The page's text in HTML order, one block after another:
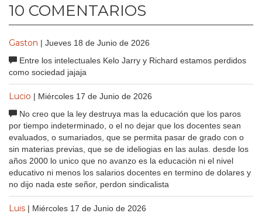
10 COMENTARIOS
Gaston | Jueves 18 de Junio de 2026
Entre los intelectuales Kelo Jarry y Richard estamos perdidos
como sociedad jajaja
Lucio | Miércoles 17 de Junio de 2026
No creo que la ley destruya mas la educación que los paros
por tiempo indeterminado, o el no dejar que los docentes sean
evaluados, o sumariados, que se permita pasar de grado con o
sin materias previas, que se de ideliogias en las aulas. desde los
años 2000 lo unico que no avanzo es la educaciòn ni el nivel
educativo ni menos los salarios docentes en termino de dolares y
no dijo nada este señor, perdon sindicalista
Luis | Miércoles 17 de Junio de 2026